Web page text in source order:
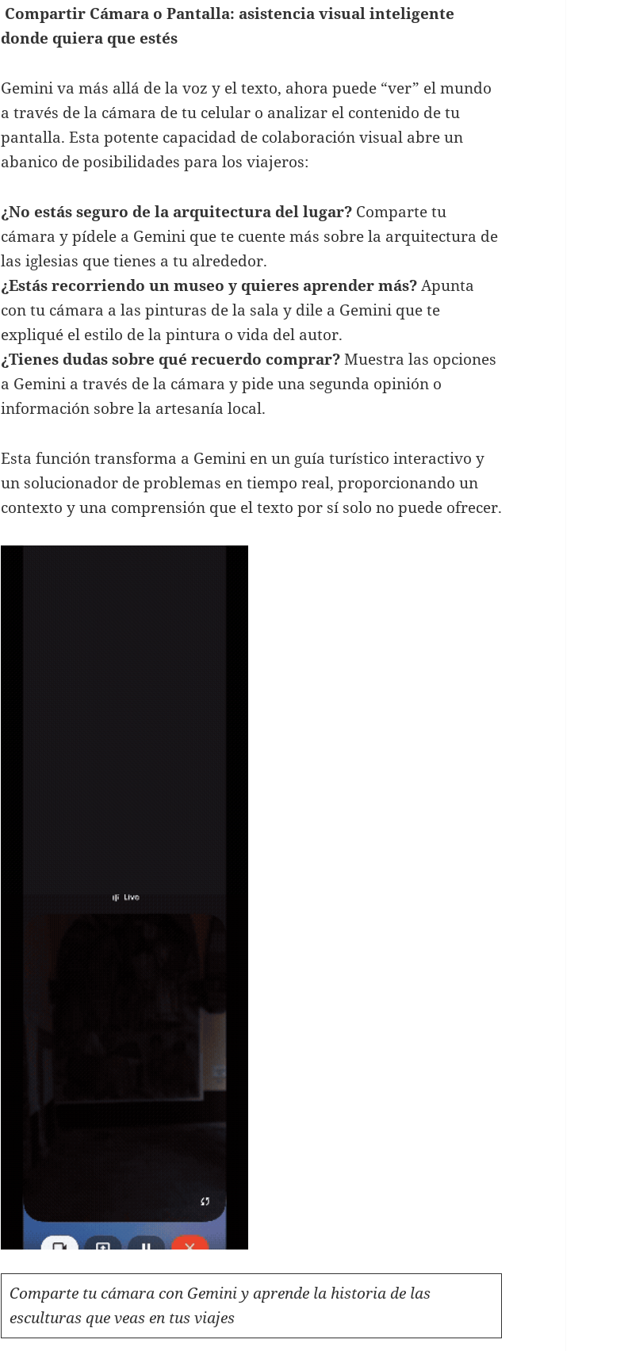
Compartir Cámara o Pantalla: asistencia visual inteligente
donde quiera que estés
Gemini va más allá de la voz y el texto, ahora puede “ver” el mundo
a través de la cámara de tu celular o analizar el contenido de tu
pantalla. Esta potente capacidad de colaboración visual abre un
abanico de posibilidades para los viajeros:
¿No estás seguro de la arquitectura del lugar? Comparte tu
cámara y pídele a Gemini que te cuente más sobre la arquitectura de
las iglesias que tienes a tu alrededor.
¿Estás recorriendo un museo y quieres aprender más?Apunta
con tu cámara a las pinturas de la sala y dile a Gemini que te
expliqué el estilo de la pintura o vida del autor.
¿Tienes dudas sobre qué recuerdo comprar?Muestra las opciones
a Gemini a través de la cámara y pide una segunda opinión o
información sobre la artesanía local.
Esta función transforma a Gemini en un guía turístico interactivo y
un solucionador de problemas en tiempo real, proporcionando un
contexto y una comprensión que el texto por sí solo no puede ofrecer.
Comparte tu cámara con Gemini y aprende la historia de las
esculturas que veas en tus viajes